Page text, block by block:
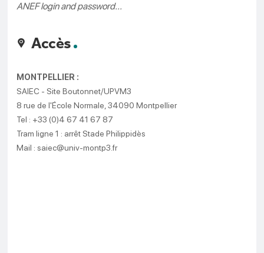
ANEF login and password...
Accès
MONTPELLIER :
SAIEC - Site Boutonnet/UPVM3
8 rue de l'École Normale, 34090 Montpellier
Tel : +33 (0)4 67 41 67 87
Tram ligne 1 : arrêt Stade Philippidès
Mail : saiec@univ-montp3.fr